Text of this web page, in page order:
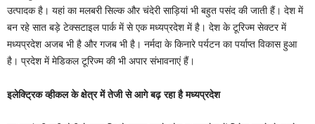
उत्पादक है। यहां का मलबरी सिल्क और चंदेरी साड़ियां भी बहुत पसंद की जाती हैं। देश में
बन रहे सात बड़े टेक्सटाइल पार्क में से एक मध्यप्रदेश में है। देश के टूरिज्म सेक्टर में
मध्यप्रदेश अजब भी है और गजब भी है। नर्मदा के किनारे पर्यटन का पर्याप्त विकास हुआ
है। प्रदेश में मेडिकल टूरिज्म की भी अपार संभावनाएं हैं।
इलेक्ट्रिक व्हीकल के क्षेत्र में तेजी से आगे बढ़ रहा है मध्यप्रदेश